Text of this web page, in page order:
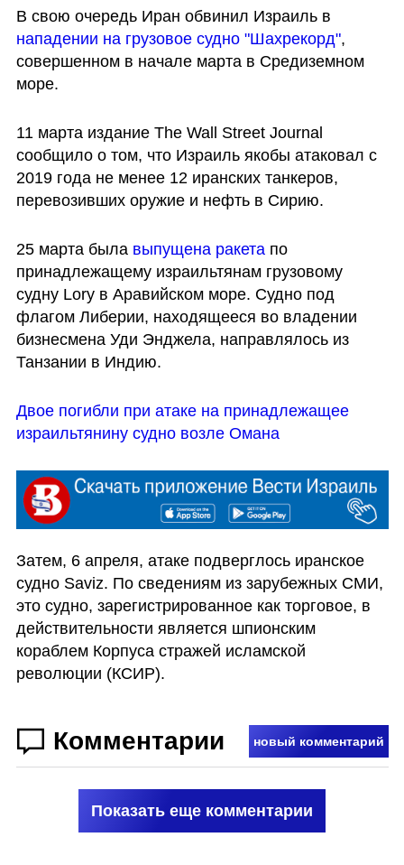
нападении на грузовое судно "Шахрекорд",
совершенном в начале марта в Средиземном
море.
11 марта издание The Wall Street Journal
сообщило о том, что Израиль якобы атаковал с
2019 года не менее 12 иранских танкеров,
перевозивших оружие и нефть в Сирию.
25 марта была выпущена ракета по
принадлежащему израильтянам грузовому
судну Lory в Аравийском море. Судно под
флагом Либерии, находящееся во владении
бизнесмена Уди Энджела, направлялось из
Танзании в Индию.
Двое погибли при атаке на принадлежащее
израильтянину судно возле Омана
Затем, 6 апреля, атаке подверглось иранское
судно Saviz. По сведениям из зарубежных СМИ,
это судно, зарегистрированное как торговое, в
действительности является шпионским
кораблем Корпуса стражей исламской
революции (КСИР).
Комментарии новый комментарий
Показать еще комментарии